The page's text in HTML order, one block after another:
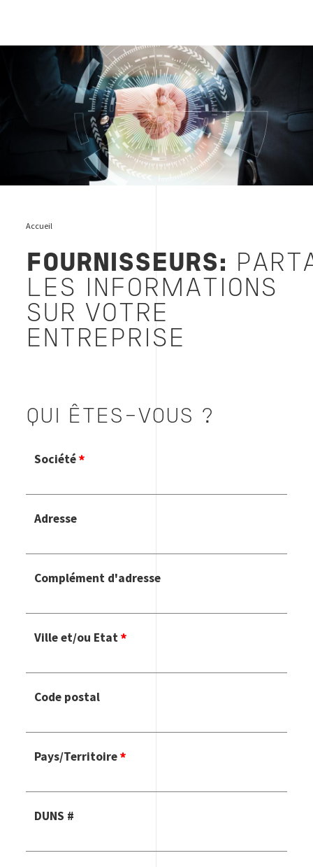
Cover page suppliers FR
Accueil
FOURNISSEURS:
LES INFORMATIONS
SUR VOTRE
ENTREPRISE
QUI ÊTES-VOUS ?
Société
Adresse
Complément d'adresse
Ville et/ou Etat
Code postal
Pays/Territoire
DUNS #